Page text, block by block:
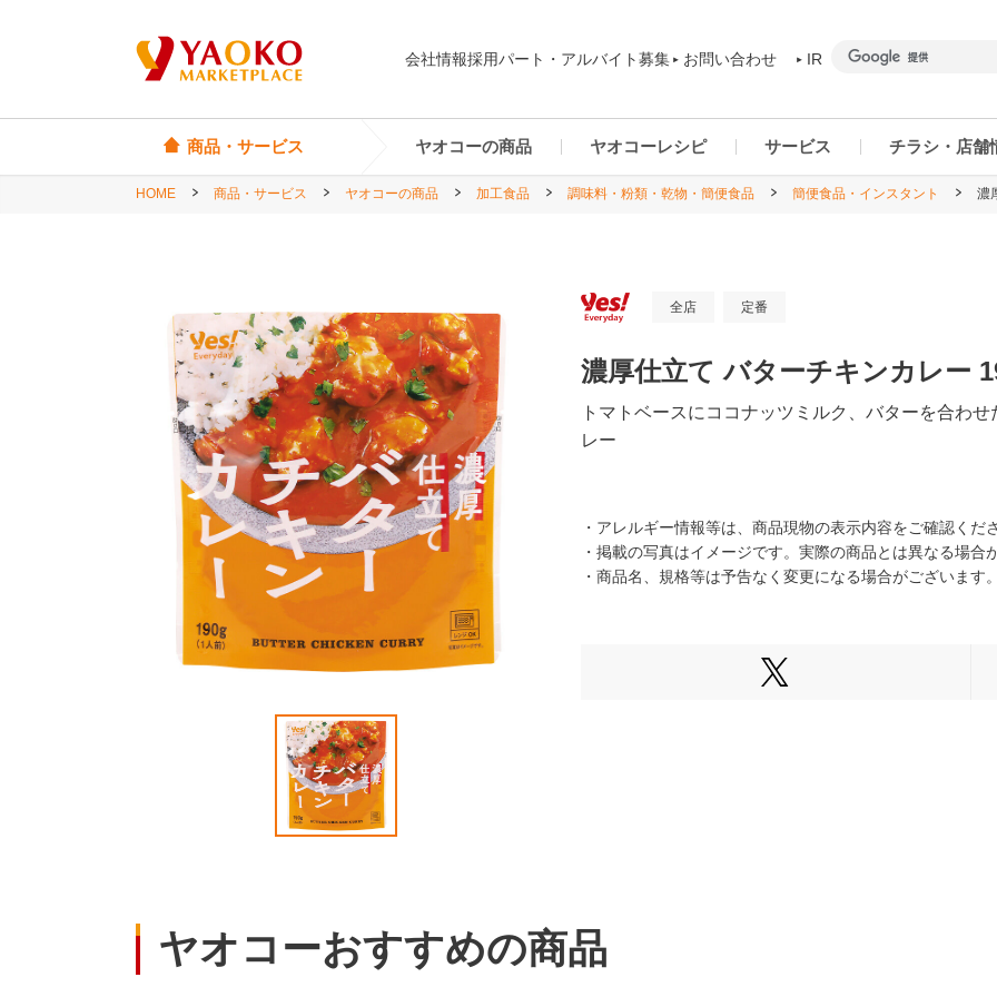
会社情報採用パート・アルバイト募集 お問い合わせ IR
商品・サービス ヤオコーの商品
Yes! Happiness
star select
直輸入ワイン
直輸入食品・菓子
ヤオコーレシピ サービス チラシ・店舗
神奈川県
HOME 商品・サービス ヤオコーの商品 加工食品 調味料・粉類・乾物・簡便食品 簡便食品・インスタント 濃
全店 定番
濃厚仕立て バターチキンカレー
トマトベースにココナッツミルク、バターを合わ
レー
・アレルギー情報等は、商品現物の表示内容をご確認くださ
・掲載の写真はイメージです。実際の商品とは異なる場合
・商品名、規格等は予告なく変更になる場合がございます。
Xでシェアする
ヤオコーおすすめの商品